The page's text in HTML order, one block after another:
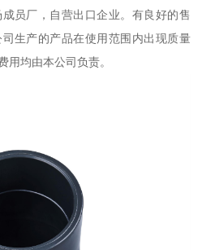
员厂，自营出口企业。有良好的售
生产的产品在使用范围内出现质量
用均由本公司负责。